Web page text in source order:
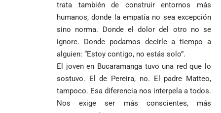
trata también de construir entornos más
humanos, donde la empatía no sea excepción
sino norma. Donde el dolor del otro no se
ignore. Donde podamos decirle a tiempo a
alguien: “Estoy contigo, no estás solo”.
El joven en Bucaramanga tuvo una red que lo
sostuvo. El de Pereira, no. El padre Matteo,
tampoco. Esa diferencia nos interpela a todos.
Nos exige ser más conscientes, más